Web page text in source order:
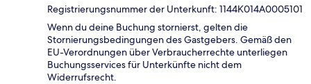
Registrierungsnummer der Unterkunft: 1144Κ014A0005101
Wenn du deine Buchung stornierst, gelten die
Stornierungsbedingungen des Gastgebers. Gemäß den
EU-Verordnungen über Verbraucherrechte unterliegen
Buchungsservices für Unterkünfte nicht dem
Widerrufsrecht.